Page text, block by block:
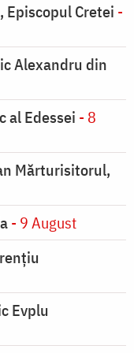
Cretei -
Alexandru din
al Edessei - 8
Mărturisitorul,
- 9 August
Evplu